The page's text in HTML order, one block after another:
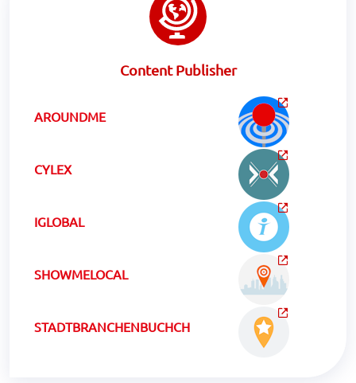
Content Publisher
AROUNDME
CYLEX
IGLOBAL
SHOWMELOCAL
STADTBRANCHENBUCHCH